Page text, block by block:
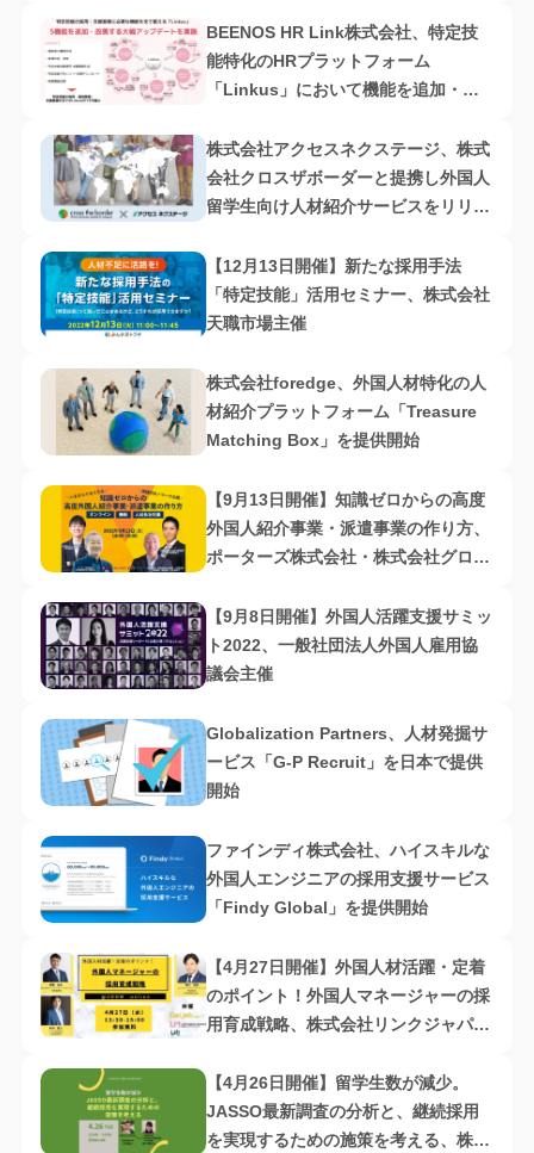
BEENOS HR Link株式会社、特定技
能特化のHRプラットフォーム
「Linkus」において機能を追加・改
株式会社アクセスネクステージ、株式
会社クロスザボーダーと提携し外国人
留学生向け人材紹介サービスをリリー
【12月13日開催】新たな採用手法
「特定技能」活用セミナー、株式会社
天職市場主催
株式会社foredge、外国人材特化の人
材紹介プラットフォーム「Treasure
Matching Box」を提供開始
【9月13日開催】知識ゼロからの高度
外国人紹介事業・派遣事業の作り方、
ポーターズ株式会社・株式会社グロー
【9月8日開催】外国人活躍支援サミッ
ト2022、一般社団法人外国人雇用協
議会主催
Globalization Partners、人材発掘サ
ービス「G-P Recruit」を日本で提供
開始
ファインディ株式会社、ハイスキルな
外国人エンジニアの採用支援サービス
「Findy Global」を提供開始
【4月27日開催】外国人材活躍・定着
のポイント！外国人マネージャーの採
用育成戦略、株式会社リンクジャパン
ングローバルタレント株式会社共催
【4月26日開催】留学生数が減少。
JASSO最新調査の分析と、継続採用
を実現するための施策を考える、株式